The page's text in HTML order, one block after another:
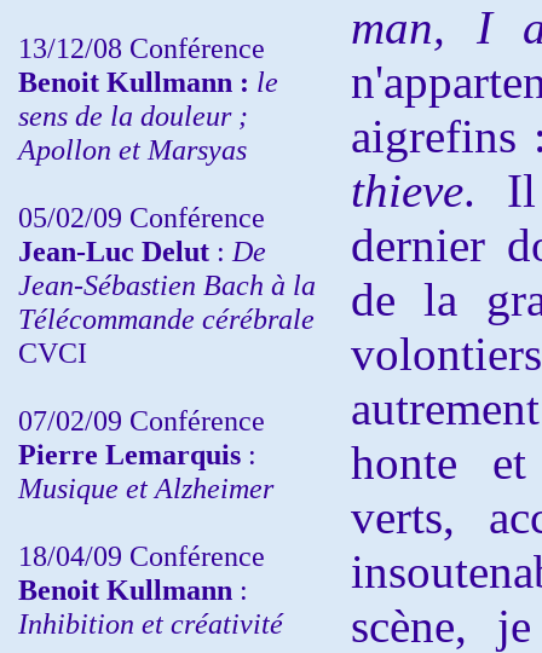
13/12/08 Conférence
Benoit Kullmann : le
sens de la douleur ;
Apollon et Marsyas
05/02/09 Conférence
Jean-Luc Delut : De
Jean-Sébastien Bach à la
Télécommande cérébrale
CVCI
07/02/09 Conférence
Pierre Lemarquis :
Musique et Alzheimer
18/04/09 Conférence
Benoit Kullmann :
Inhibition et créativité
man, I
aigrefins
thieve. Il
dernier
de la
honte
verts,
scène,